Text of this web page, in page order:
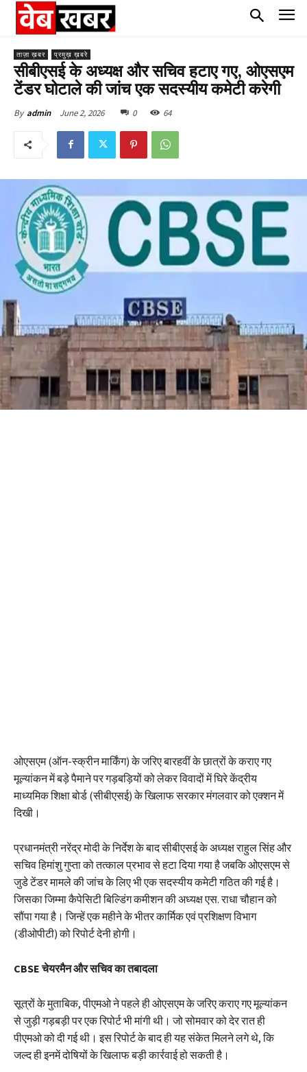
ताज़ा ख़बर प्रमुख़ ख़बरे
सीबीएसई के अध्यक्ष और सचिव हटाए गए, ओएसएम
टेंडर घोटाले की जांच एक सदस्यीय कमेटी करेगी
By admin June 2, 2026 0 64
ओएसएम (ऑन-स्क्रीन मार्किंग) के जरिए बारहवीं के छात्रों के कराए गए
मूल्यांकन में बड़े पैमाने पर गड़बड़ियों को लेकर विवादों में घिरे केंद्रीय
माध्यमिक शिक्षा बोर्ड (सीबीएसई) के खिलाफ सरकार मंगलवार को एक्शन में
दिखी।
प्रधानमंत्री नरेंद्र मोदी के निर्देश के बाद सीबीएसई के अध्यक्ष राहुल सिंह और
सचिव हिमांशु गुप्ता को तत्काल प्रभाव से हटा दिया गया है जबकि ओएसएम से
जुडे टेंडर मामले की जांच के लिए भी एक सदस्यीय कमेटी गठित की गई है।
जिसका जिम्मा कैपेसिटी बिल्डिंग कमीशन की अध्यक्ष एस. राधा चौहान को
सौंपा गया है। जिन्हें एक महीने के भीतर कार्मिक एवं प्रशिक्षण विभाग
(डीओपीटी) को रिपोर्ट देनी होगी।
CBSE चेयरमैन और सचिव का तबादला
सूत्रों के मुताबिक, पीएमओ ने पहले ही ओएसएम के जरिए कराए गए मूल्यांकन
से जुड़ी गड़बड़ी पर एक रिपोर्ट भी मांगी थी। जो सोमवार को देर रात ही
पीएमओ को दी गई थी। इस रिपोर्ट के बाद ही यह संकेत मिलने लगे थे, कि
जल्द ही इनमें दोषियों के खिलाफ बड़ी कार्रवाई हो सकती है।